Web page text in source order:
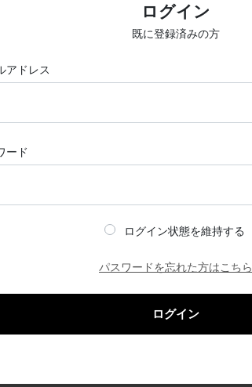
ログイン
既に登録済みの方
アドレス
ード
ログイン状態を維持する
パスワードを忘れた方はこちら
ログイン